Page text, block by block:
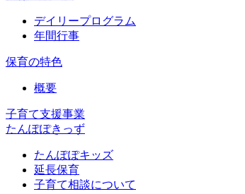
デイリープログラム
年間行事
保育の特色
概要
子育て支援事業
たんぽぽきっず
たんぽぽキッズ
延長保育
子育て相談について